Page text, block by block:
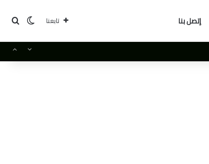
إتصل بنا تابعنا الوضع